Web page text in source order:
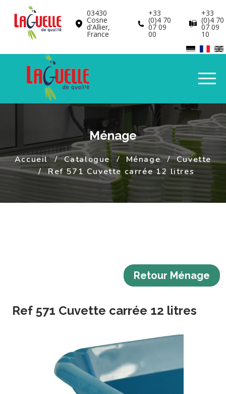
03430
Cosne
d'Allier,
France
+33
(0)4 70
07 09
00
+33
(0)4 70
07 09
10
Ménage
Accueil Catalogue Ménage
Cuvette
Ref 571 Cuvette carrée 12 litres
Retour Ménage
Ref 571 Cuvette carrée 12 litres
Panneau de gestion des cookies